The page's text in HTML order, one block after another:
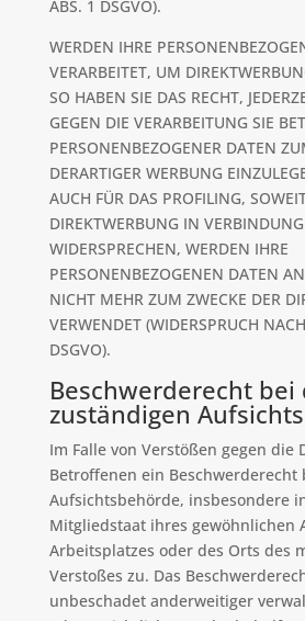
ABS. 1 DSGVO).
WERDEN IHRE
VERARBEITET, UM
SO HABEN SIE DAS RECHT,
GEGEN DIE VERARBEITUNG SIE
PERSONENBEZOGENER DATEN
DERARTIGER WERBUNG
AUCH FÜR DAS PROFILING,
DIREKTWERBUNG IN
WIDERSPRECHEN, WERDEN IHRE
PERSONENBEZOGENEN DATEN
NICHT MEHR ZUM ZWECKE DER
VERWENDET (WIDERSPRUCH
DSGVO).
Beschwerde­recht bei
zuständigen
Im Falle von Verstößen gegen die
Betroffenen ein Beschwerderecht
Aufsichtsbehörde, insbesondere
Mitgliedstaat ihres gewöhnlichen
Arbeitsplatzes oder des Orts des
Verstoßes zu. Das
unbeschadet anderweitiger